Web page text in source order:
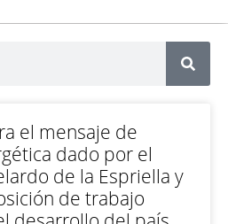
el mensaje de
dado por el
de la Espriella y
de trabajo